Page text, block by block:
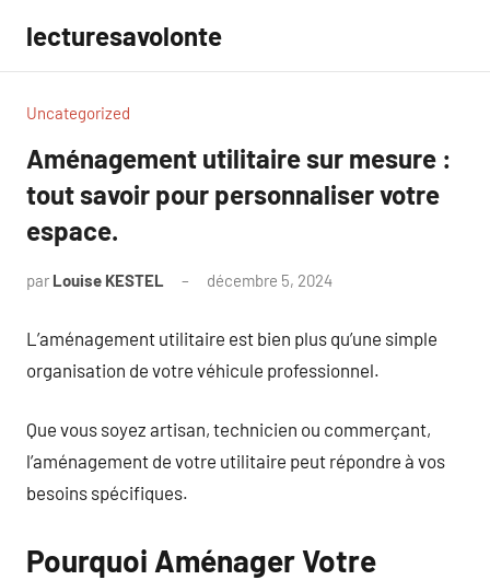
contenu
lecturesavolonte
Uncategorized
Aménagement utilitaire sur mesure :
tout savoir pour personnaliser votre
espace.
par Louise KESTEL décembre 5, 2024
L’aménagement utilitaire est bien plus qu’une simple
organisation de votre véhicule professionnel.
Que vous soyez artisan, technicien ou commerçant,
l’aménagement de votre utilitaire peut répondre à vos
besoins spécifiques.
Pourquoi Aménager Votre